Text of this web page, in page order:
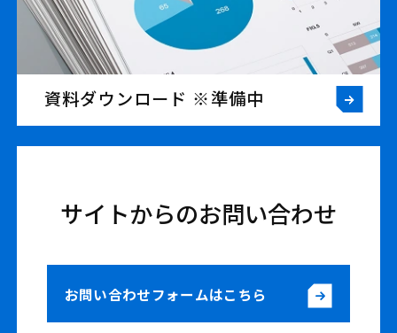
資料ダウンロード ※準備中
サイトからのお問い合わせ
お問い合わせフォームはこちら